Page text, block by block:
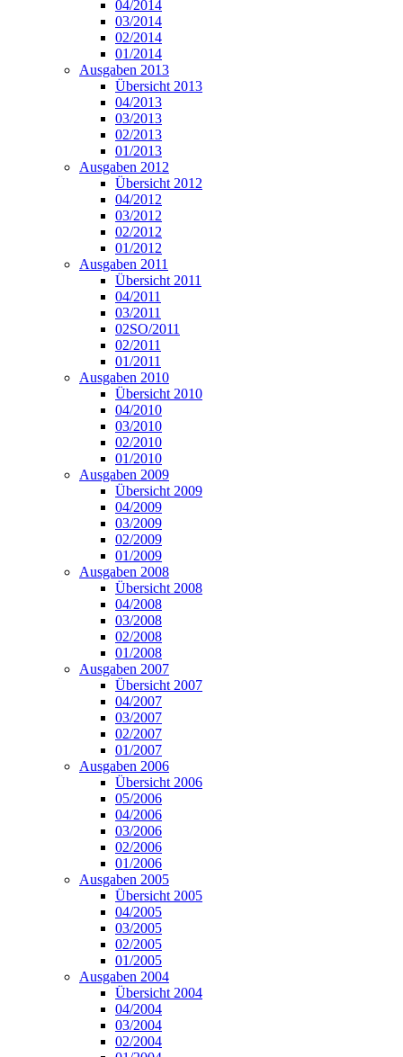
04/2014
03/2014
02/2014
01/2014
Ausgaben 2013
Übersicht 2013
04/2013
03/2013
02/2013
01/2013
Ausgaben 2012
Übersicht 2012
04/2012
03/2012
02/2012
01/2012
Ausgaben 2011
Übersicht 2011
04/2011
03/2011
02SO/2011
02/2011
01/2011
Ausgaben 2010
Übersicht 2010
04/2010
03/2010
02/2010
01/2010
Ausgaben 2009
Übersicht 2009
04/2009
03/2009
02/2009
01/2009
Ausgaben 2008
Übersicht 2008
04/2008
03/2008
02/2008
01/2008
Ausgaben 2007
Übersicht 2007
04/2007
03/2007
02/2007
01/2007
Ausgaben 2006
Übersicht 2006
05/2006
04/2006
03/2006
02/2006
01/2006
Ausgaben 2005
Übersicht 2005
04/2005
03/2005
02/2005
01/2005
Ausgaben 2004
Übersicht 2004
04/2004
03/2004
02/2004